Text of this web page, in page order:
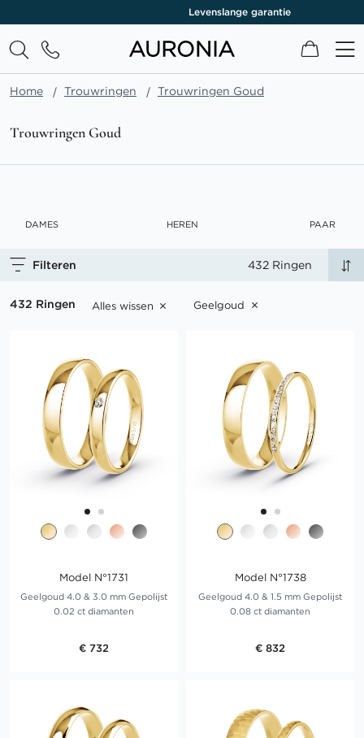
Levenslange garantie
Home Trouwringen Trouwringen Goud
Trouwringen Goud
DAMES HEREN PAAR
Filteren 432 Ringen
432 Ringen Alles wissen Geelgoud
Model N°1731
Geelgoud 4.0 & 3.0 mm Gepolijst
0.02 ct diamanten
€ 732
Model N°1738
Geelgoud 4.0 & 1.5 mm Gepolijst
0.08 ct diamanten
€ 832